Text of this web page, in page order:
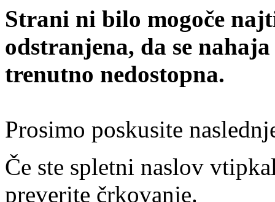
Strani ni bilo mogoče
odstranjena, da se
trenutno nedostopna.
Prosimo poskusite
Če ste spletni naslov
preverite črkovanje.